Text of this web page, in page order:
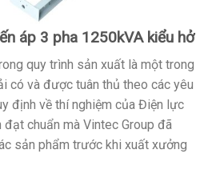
áp 3 pha 1250kVA kiểu hở
quy trình sản xuất là một trong
có và được tuân thủ theo các yêu
định về thí nghiệm của Điện lực
đạt chuẩn mà Vintec Group đã
sản phẩm trước khi xuất xưởng